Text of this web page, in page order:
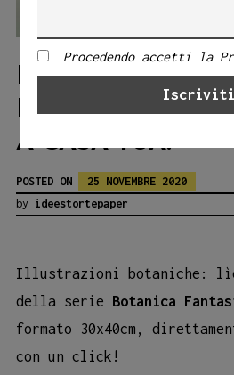
ILLUSTRAZIONI
BOTANICHE
A CASA TUA!
POSTED ON
25 NOVEMBRE 2020
by ideestortepaper
Illustrazioni botaniche:
della serie Botanica
formato 30x40cm,
con un click!
Procedendo accetti la